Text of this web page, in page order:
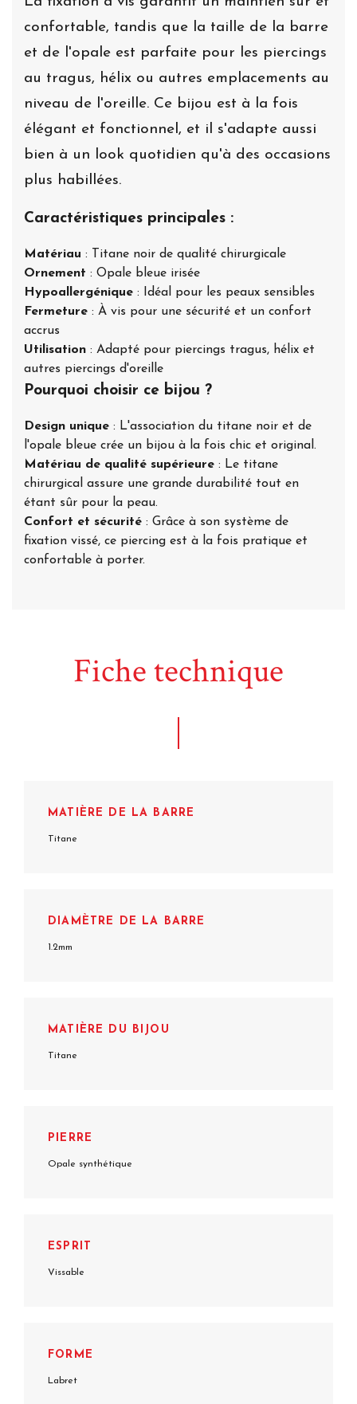
confortable, tandis que la taille de la barre
et de l'opale est parfaite pour les piercings
au tragus, hélix ou autres emplacements au
niveau de l'oreille. Ce bijou est à la fois
élégant et fonctionnel, et il s'adapte aussi
bien à un look quotidien qu'à des occasions
plus habillées.
Caractéristiques principales :
Matériau : Titane noir de qualité chirurgicale
Ornement : Opale bleue irisée
Hypoallergénique : Idéal pour les peaux sensibles
Fermeture : À vis pour une sécurité et un confort
accrus
Utilisation : Adapté pour piercings tragus, hélix et
autres piercings d'oreille
Pourquoi choisir ce bijou ?
Design unique : L'association du titane noir et de
l'opale bleue crée un bijou à la fois chic et original.
Matériau de qualité supérieure : Le titane
chirurgical assure une grande durabilité tout en
étant sûr pour la peau.
Confort et sécurité : Grâce à son système de
fixation vissé, ce piercing est à la fois pratique et
confortable à porter.
Fiche technique
MATIÈRE DE LA BARRE
Titane
DIAMÈTRE DE LA BARRE
1.2mm
MATIÈRE DU BIJOU
Titane
PIERRE
Opale synthétique
ESPRIT
Vissable
FORME
Labret